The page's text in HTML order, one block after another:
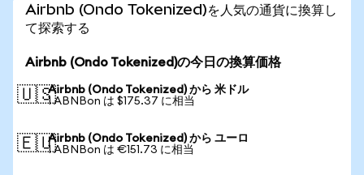
Airbnb (Ondo Tokenized)を人気の通貨に換算し
て探索する
Airbnb (Ondo Tokenized)の今日の換算価格
🇺🇸Airbnb (Ondo Tokenized) から 米ドル
1 ABNBon は $175.37 に相当
🇪🇺Airbnb (Ondo Tokenized) から ユーロ
1 ABNBon は €151.73 に相当